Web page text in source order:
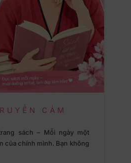
CẢM
sách – Mỗi ngày một
của chính mình. Bạn không